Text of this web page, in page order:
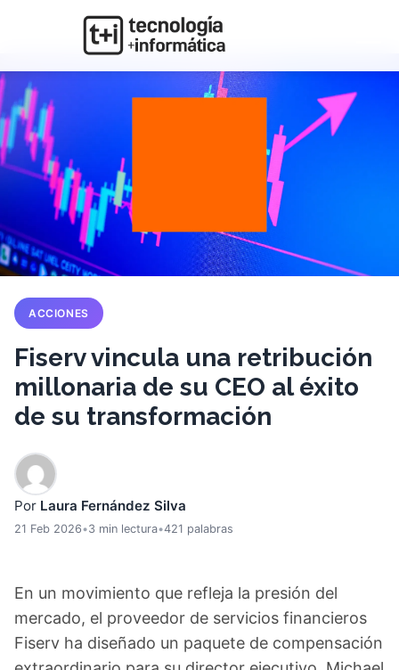
ACCIONES
Fiserv vincula una retribución
millonaria de su CEO al éxito
de su transformación
Por Laura Fernández Silva
21 Feb 2026•3 min lectura•421 palabras
En un movimiento que refleja la presión del
mercado, el proveedor de servicios financieros
Fiserv ha diseñado un paquete de compensación